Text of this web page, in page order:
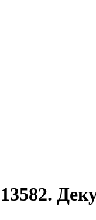
13582.